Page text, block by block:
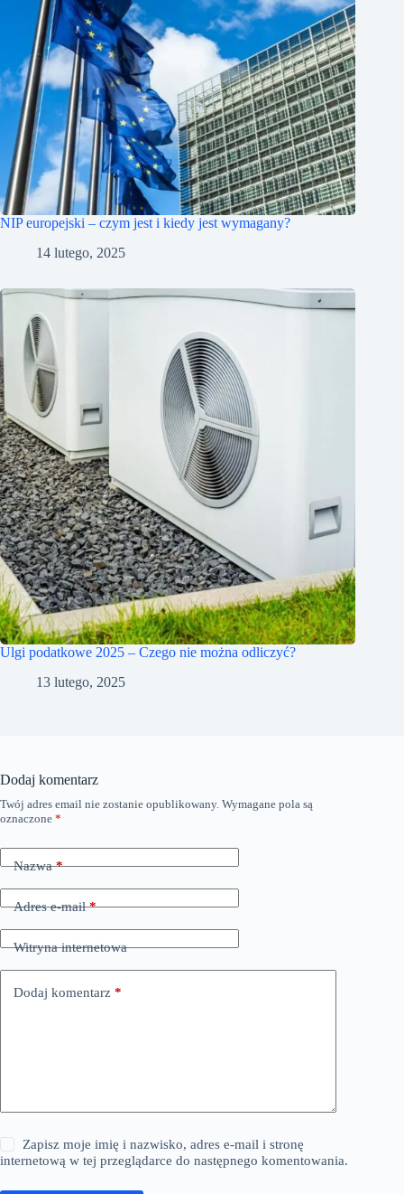
NIP europejski – czym jest i kiedy jest wymagany?
14 lutego, 2025
Ulgi podatkowe 2025 – Czego nie można odliczyć?
13 lutego, 2025
Dodaj komentarz
Twój adres email nie zostanie opublikowany. Wymagane pola są
oznaczone *
Nazwa*
Adres e-mail*
Witryna internetowa
Dodaj komentarz *
Zapisz moje imię i nazwisko, adres e-mail i stronę
internetową w tej przeglądarce do następnego komentowania.